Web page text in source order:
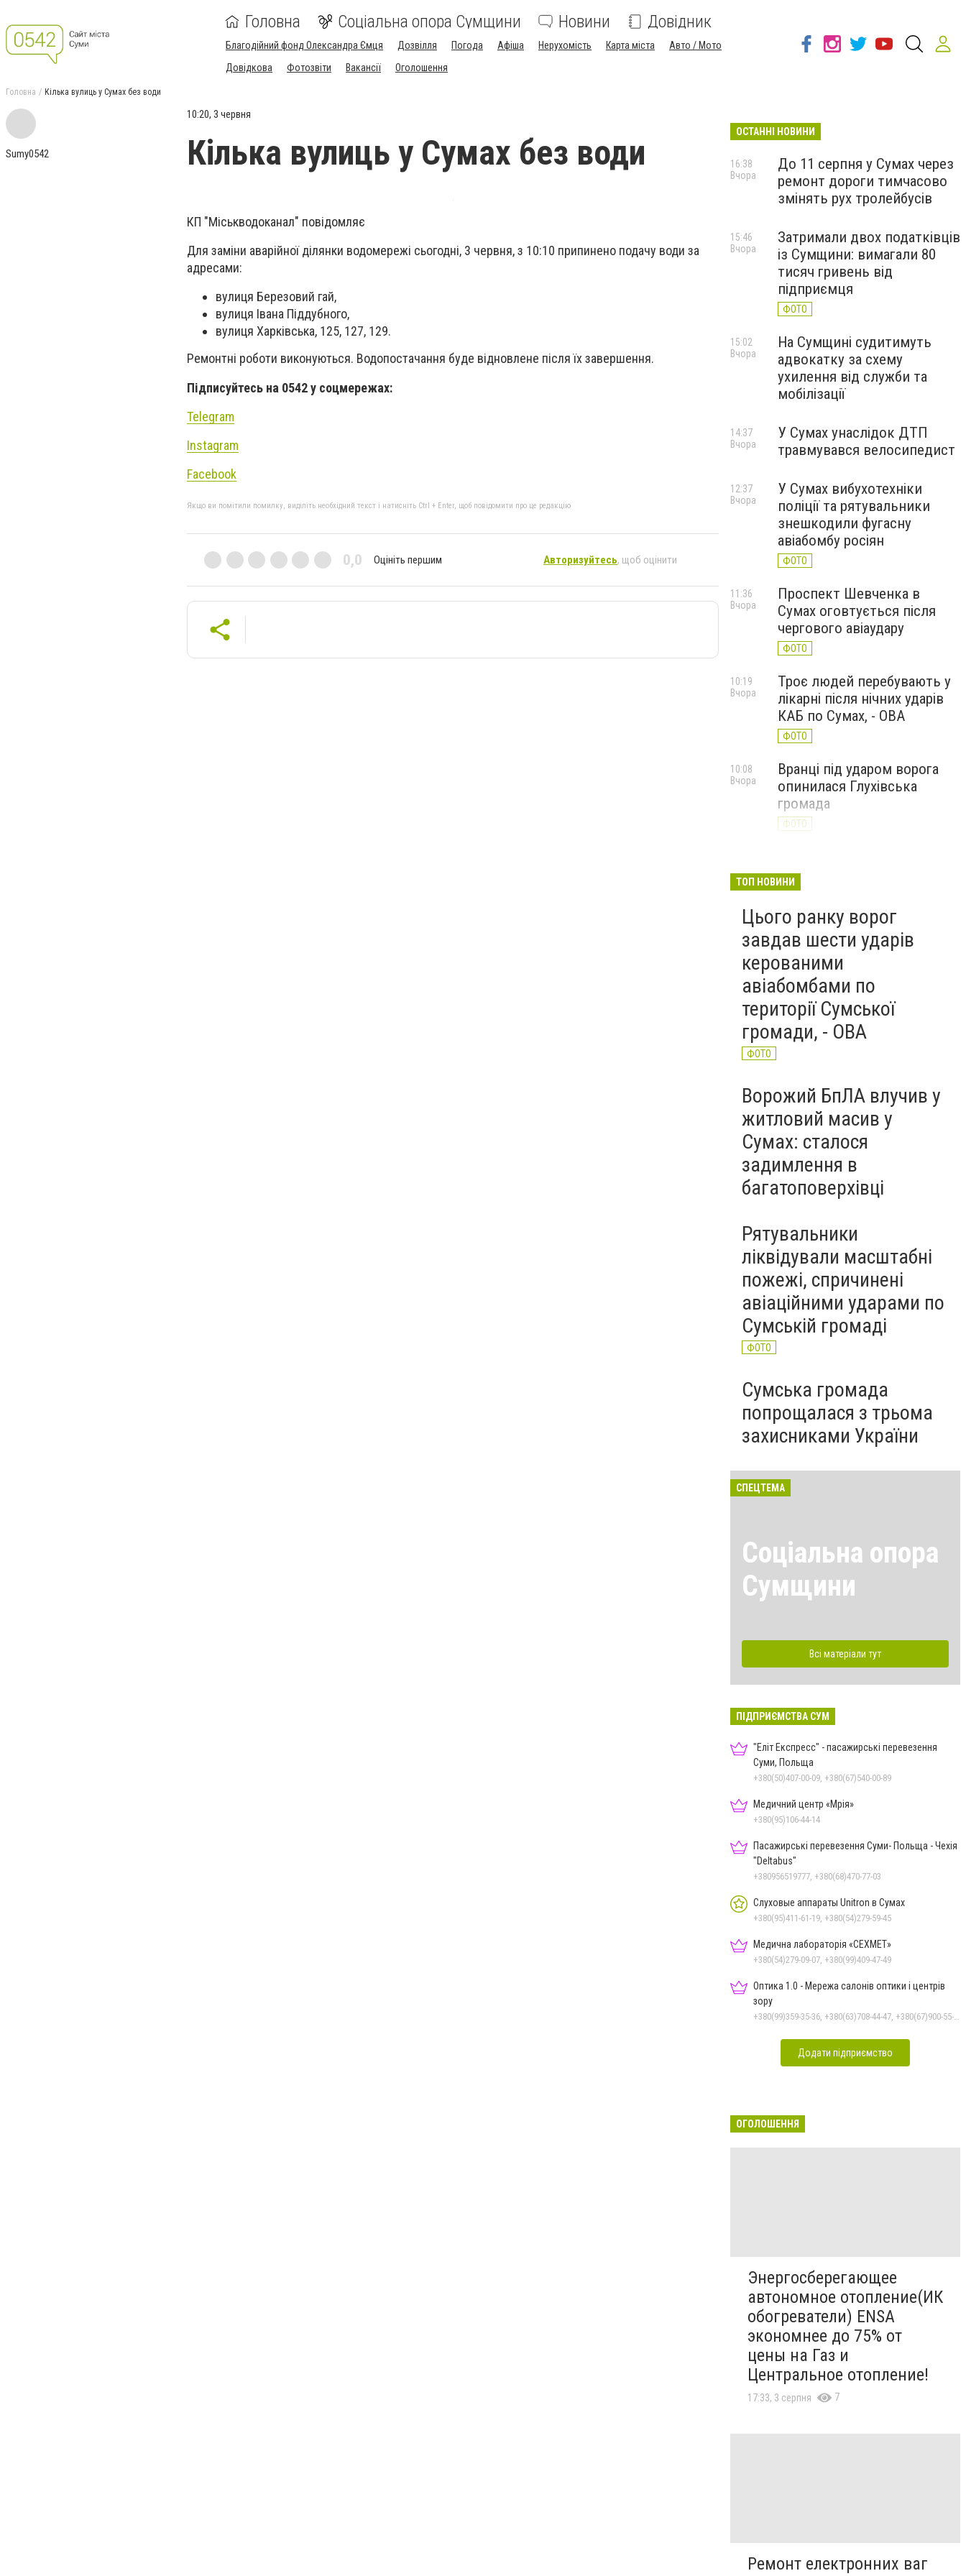
Головна Соціальна опора Сумщини Новини Довідник
Благодійний фонд Олександра Ємця Дозвілля Погода Афіша Нерухомість Карта міста
Авто / Мото
Довідкова
Фотозвіти Вакансії Оголошення
Головна Кілька вулиць у Сумах без води
Sumy0542
10:20, 3 червня
Кілька вулиць у Сумах без води
КП "Міськводоканал" повідомляє
Для заміни аварійної ділянки водомережі сьогодні, 3 червня, з 10:10 припинено подачу води за
адресами:
вулиця Березовий гай,
вулиця Івана Піддубного,
вулиця Харківська, 125, 127, 129.
Ремонтні роботи виконуються. Водопостачання буде відновлене після їх завершення.
Підписуйтесь на 0542 у соцмережах:
Telegram
Instagram
Facebook
Якщо ви помітили помилку, виділіть необхідний текст і натисніть Ctrl + Enter, щоб повідомити про це редакцію
0,0 Оцініть першим Авторизуйтесь, щоб оцінити
ОСТАННІ НОВИНИ
До 11 серпня у Сумах через
ремонт дороги тимчасово
змінять рух тролейбусів
16:38
Вчора
Затримали двох податківців
із Сумщини: вимагали 80
тисяч гривень від
підприємця
ФОТО
15:46
Вчора
На Сумщині судитимуть
адвокатку за схему
ухилення від служби та
мобілізації
15:02
Вчора
У Сумах унаслідок ДТП
травмувався велосипедист
14:37
Вчора
У Сумах вибухотехніки
поліції та рятувальники
знешкодили фугасну
авіабомбу росіян
ФОТО
12:37
Вчора
Проспект Шевченка в
Сумах оговтується після
чергового авіаудару
ФОТО
11:36
Вчора
Троє людей перебувають у
лікарні після нічних ударів
КАБ по Сумах, - ОВА
ФОТО
10:19
Вчора
Вранці під ударом ворога
опинилася Глухівська
громада
ФОТО
10:08
Вчора
ТОП НОВИНИ
Цього ранку ворог
завдав шести ударів
керованими
авіабомбами по
території Сумської
громади, - ОВА
ФОТО
Ворожий БпЛА влучив у
житловий масив у
Сумах: сталося
задимлення в
багатоповерхівці
Рятувальники
ліквідували масштабні
пожежі, спричинені
авіаційними ударами по
Сумській громаді
ФОТО
Сумська громада
попрощалася з трьома
захисниками України
СПЕЦТЕМА
Соціальна опора
Сумщини
Всі матеріали тут
ПІДПРИЄМСТВА СУМ
"Еліт Експресс" - пасажирські перевезення
Суми, Польща
+380(50)407-00-09, +380(67)540-00-89
Медичний центр «Мрія»
+380(95)106-44-14
Пасажирські перевезення Суми- Польща - Чехія
"Deltabus"
+380956519777, +380(68)470-77-03
Слуховые аппараты Unitron в Сумах
+380(95)411-61-19, +380(54)279-59-45
Медична лабораторія «СЕХМЕТ»
+380(54)279-09-07, +380(99)409-47-49
Оптика 1.0 - Мережа салонів оптики і центрів
зору
Додати підприємство
ОГОЛОШЕННЯ
Энергосберегающее
автономное отопление(ИК
обогреватели) ENSA
экономнее до 75% от
цены на Газ и
Центральное отопление!
17:33, 3 серпня 7
Ремонт електронних ваг